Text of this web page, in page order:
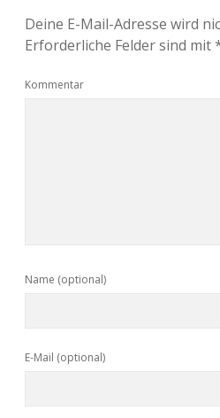
Deine E-Mail-Adresse wird
Erforderliche Felder sind mit
Kommentar
Name (optional)
E-Mail (optional)